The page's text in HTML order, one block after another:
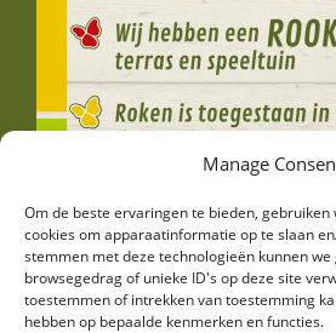
Manage
Om de beste ervaringen te bieden,
cookies om apparaatinformatie op te slaan
stemmen met deze technologieën kunnen we
browsegedrag of unieke ID's op deze site
toestemmen of intrekken van toestemming
hebben op bepaalde kenmerken en functies.